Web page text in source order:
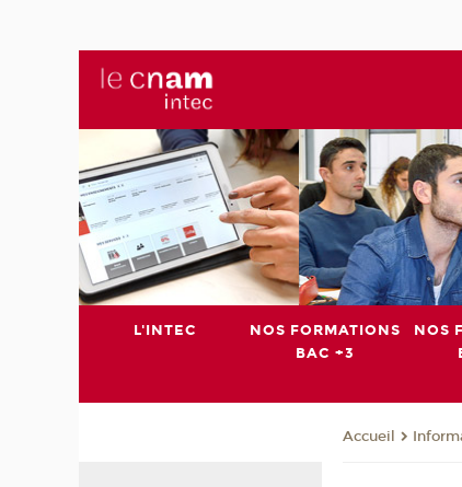
L'INTEC
NOS FORMATIONS
BAC +3
NOS
Accueil